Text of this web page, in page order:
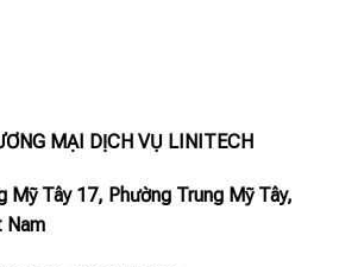
MẠI DỊCH VỤ LINITECH
Tây 17, Phường Trung Mỹ Tây,
Nam